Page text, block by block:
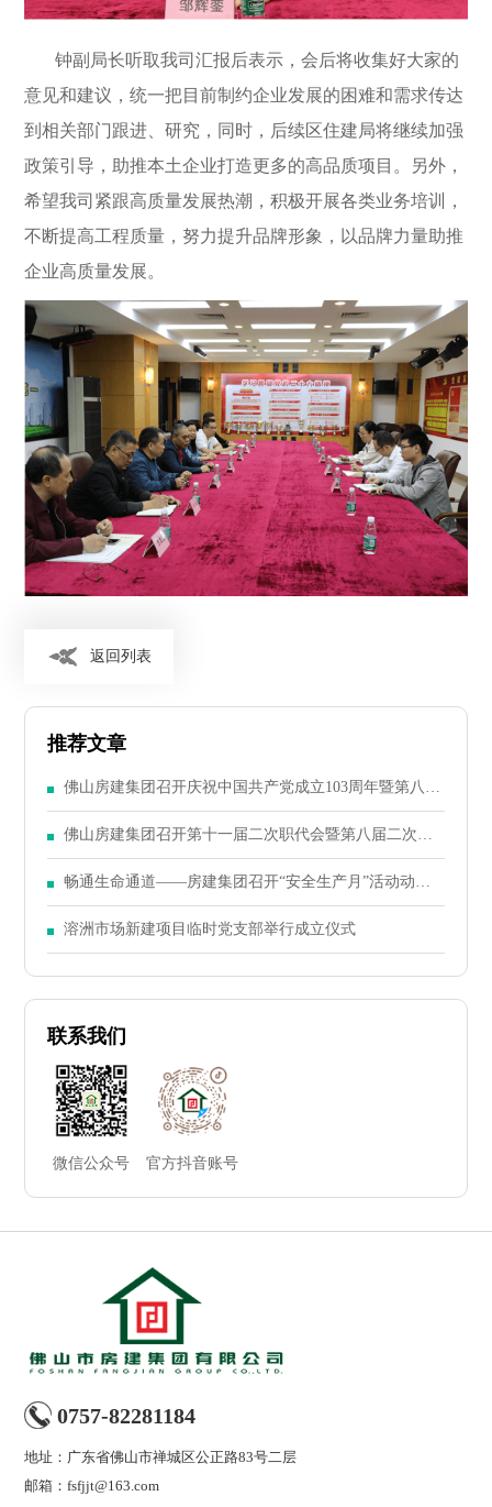
钟副局长听取我司汇报后表示，会后将收集好大家的
意见和建议，统一把目前制约企业发展的困难和需求传达
到相关部门跟进、研究，同时，后续区住建局将继续加强
政策引导，助推本土企业打造更多的高品质项目。另外，
希望我司紧跟高质量发展热潮，积极开展各类业务培训，
不断提高工程质量，努力提升品牌形象，以品牌力量助推
企业高质量发展。
返回列表
推荐文章
佛山房建集团召开庆祝中国共产党成立103周年暨第八届
二次党员大会
佛山房建集团召开第十一届二次职代会暨第八届二次股
东大会
畅通生命通道——房建集团召开“安全生产月”活动动员
大会
溶洲市场新建项目临时党支部举行成立仪式
联系我们
微信公众号 官方抖音账号
0757-82281184
地址：广东省佛山市禅城区公正路83号二层
邮箱：fsfjjt@163.com